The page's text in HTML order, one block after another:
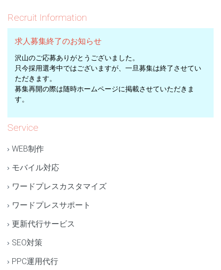
Recruit Information
求人募集終了のお知らせ
沢山のご応募ありがとうございました。
只今採用選考中ではございますが、一旦募集は終了させてい
ただきます。
募集再開の際は随時ホームページに掲載させていただきま
す。
Service
WEB制作
モバイル対応
ワードプレスカスタマイズ
ワードプレスサポート
更新代行サービス
SEO対策
PPC運用代行